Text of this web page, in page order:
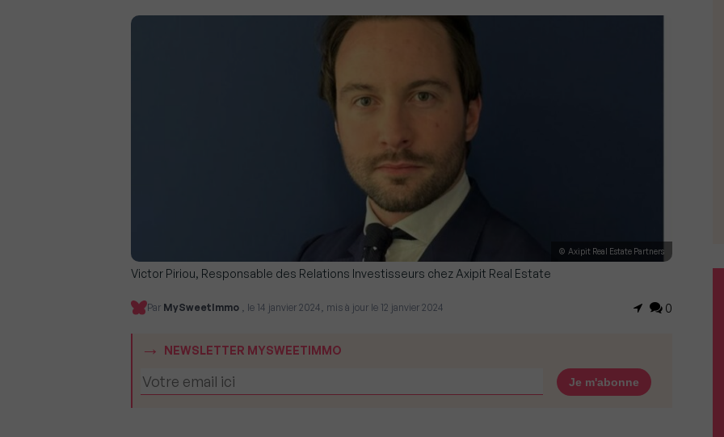
© Axipit Real Estate Partners
Victor Piriou, Responsable des Relations Investisseurs chez Axipit Real Estate
Par MySweetImmo , le 14 janvier 2024, mis à jour le 12 janvier 2024 0
NEWSLETTER MYSWEETIMMO